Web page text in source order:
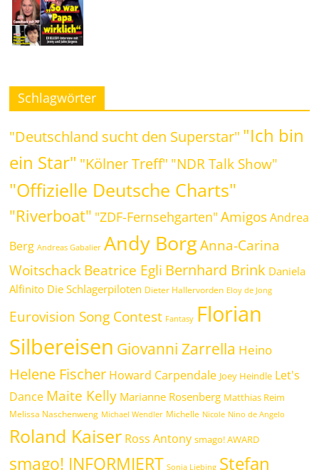
Schlagwörter
"Deutschland sucht den Superstar" "Ich bin
ein Star" "Kölner Treff" "NDR Talk Show"
"Offizielle Deutsche Charts"
"Riverboat" "ZDF-Fernsehgarten" Amigos Andrea
Berg Andreas Gabalier Andy Borg Anna-Carina
WoitschackBeatrice Egli Bernhard Brink Daniela
Alfinito Die Schlagerpiloten Dieter Hallervorden Eloy de Jong
Eurovision Song Contest Fantasy Florian
Silbereisen Giovanni Zarrella Heino
Helene Fischer Howard Carpendale Joey Heindle Let's
Dance Maite Kelly Marianne Rosenberg Matthias Reim
Melissa Naschenweng Michael Wendler Michelle Nicole Nino de Angelo
Roland Kaiser Ross Antony smago! AWARD
smago! INFORMIERT Sonia Liebing Stefan